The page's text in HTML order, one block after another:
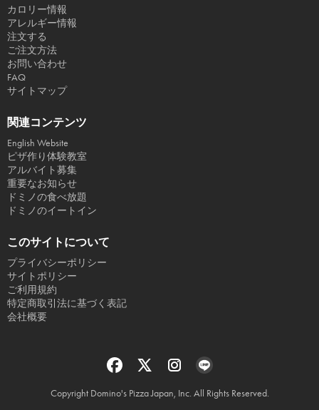
カロリー情報
アレルギー情報
注文する
ご注文方法
お問い合わせ
FAQ
サイトマップ
関連コンテンツ
English Website
ピザ作り体験教室
アルバイト募集
重要なお知らせ
ドミノの食べ放題
ドミノのイートイン
このサイトについて
プライバシーポリシー
サイトポリシー
ご利用規約
特定商取引法に基づく表記
会社概要
Copyright Domino's Pizza Japan, Inc. All Rights Reserved.